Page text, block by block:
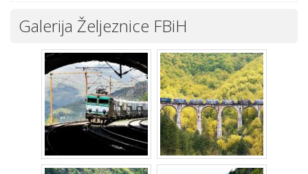
Galerija Željeznice FBiH